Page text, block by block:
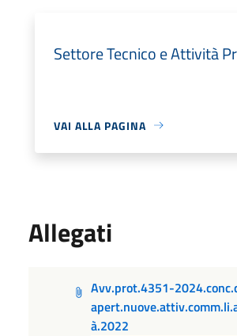
Settore Tecnico e Attività
VAI ALLA PAGINA
Allegati
Avv.prot.4351-
à.2022